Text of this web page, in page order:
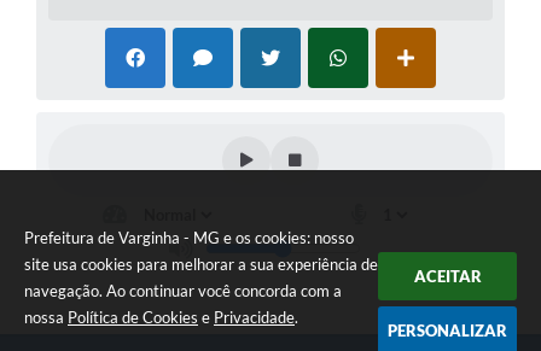
Prefeitura de Varginha - MG e os cookies: nosso
site usa cookies para melhorar a sua experiência de
navegação. Ao continuar você concorda com a
nossa Política de Cookies e Privacidade.
ACEITAR
PERSONALIZAR